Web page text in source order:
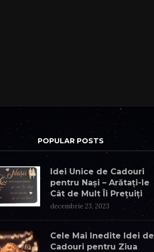
POPULAR POSTS
Idei Unice de Cadouri
pentru Nași – Arătați-le
Cât de Mult Îi Prețuiți
decembrie 23, 2023
Cele Mai Inedite Idei de
Cadouri pentru Ziua